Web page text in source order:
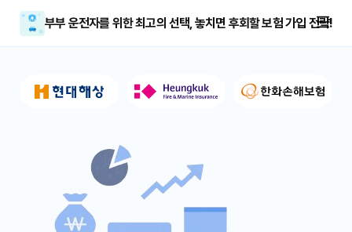
부부 운전자를 위한 최고의 선택, 놓치면 후회할 보험 가입 전략!